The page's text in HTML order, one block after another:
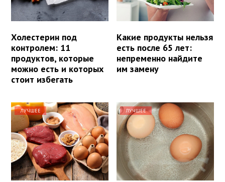
Холестерин под
контролем: 11
продуктов, которые
можно есть и которых
стоит избегать
Какие продукты нельзя
есть после 65 лет:
непременно найдите
им замену
ЛУЧШЕЕ ЛУЧШЕЕ